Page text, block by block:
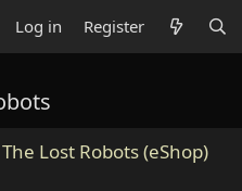
Log in Register
Lost Robots (eShop)